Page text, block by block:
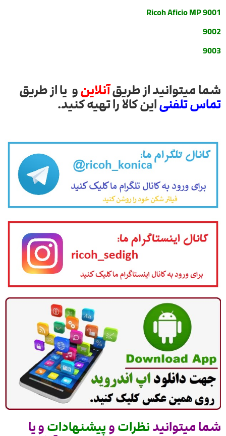
Ricoh Aficio MP 9001
9002
9003
شما میتوانید از طریقآنلاینو یا از طریق
تماس تلفنیاین کالا را تهیه کنید.
شما میتوانیدنظراتوپیشنهاداتو یا